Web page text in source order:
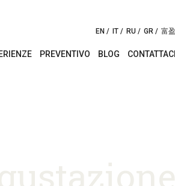
EN IT RU GR 富盈
PREVENTIVO BLOG CONTATTACI